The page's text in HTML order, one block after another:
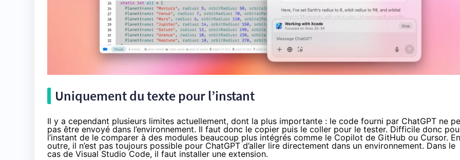
Uniquement du texte pour l’instant
Il y a cependant plusieurs limites actuellement, dont la plus importante : le code fourni par ChatGPT ne
pas être envoyé dans l’environnement. Il faut donc le copier puis le coller pour le tester. Difficile donc
l’instant de le comparer à des modules beaucoup plus intégrés comme le Copilot de GitHub ou Cursor. En
outre, il n’est pas toujours possible pour ChatGPT d’aller lire directement dans un environnement. Dans le
cas de Visual Studio Code, il faut installer une extension.